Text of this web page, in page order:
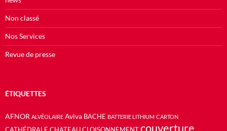
Non classé
Nos Services
Revue de presse
ÉTIQUETTES
AFNOR ALVÉOLAIRE Aviva BACHE BATTERIE LITHIUM CARTON
couverture